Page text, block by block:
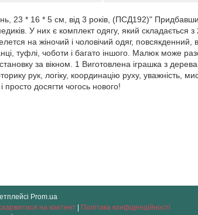
23 * 16 * 5 см, від 3 років, (ПСД192)"
У них є комплект одягу, який складається з
на жіночий і чоловічий одяг, повсякденний,
туфлі, чоботи і багато іншого. Малюк може
за вікном. 1 Виготовлена ​​іграшка з
рук, логіку, координацію руху, уважність,
досягти чогось нового!
Prom.ua
на контент | Політика конфіденційності